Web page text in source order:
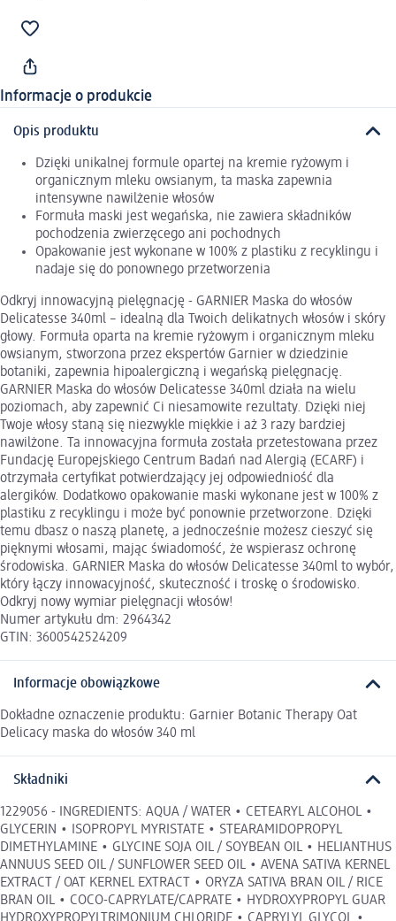
Informacje o produkcie
Opis produktu
Dzięki unikalnej formule opartej na kremie ryżowym i
organicznym mleku owsianym, ta maska zapewnia
intensywne nawilżenie włosów
Formuła maski jest wegańska, nie zawiera składników
pochodzenia zwierzęcego ani pochodnych
Opakowanie jest wykonane w 100% z plastiku z recyklingu i
nadaje się do ponownego przetworzenia
Odkryj innowacyjną pielęgnację - GARNIER Maska do włosów
Delicatesse 340ml – idealną dla Twoich delikatnych włosów i skóry
głowy. Formuła oparta na kremie ryżowym i organicznym mleku
owsianym, stworzona przez ekspertów Garnier w dziedzinie
botaniki, zapewnia hipoalergiczną i wegańską pielęgnację.
GARNIER Maska do włosów Delicatesse 340ml działa na wielu
poziomach, aby zapewnić Ci niesamowite rezultaty. Dzięki niej
Twoje włosy staną się niezwykle miękkie i aż 3 razy bardziej
nawilżone. Ta innowacyjna formuła została przetestowana przez
Fundację Europejskiego Centrum Badań nad Alergią (ECARF) i
otrzymała certyfikat potwierdzający jej odpowiedniość dla
alergików. Dodatkowo opakowanie maski wykonane jest w 100% z
plastiku z recyklingu i może być ponownie przetworzone. Dzięki
temu dbasz o naszą planetę, a jednocześnie możesz cieszyć się
pięknymi włosami, mając świadomość, że wspierasz ochronę
środowiska. GARNIER Maska do włosów Delicatesse 340ml to wybór,
który łączy innowacyjność, skuteczność i troskę o środowisko.
Odkryj nowy wymiar pielęgnacji włosów!
Numer artykułu dm: 2964342
GTIN: 3600542524209
Informacje obowiązkowe
Dokładne oznaczenie produktu: Garnier Botanic Therapy Oat
Delicacy maska do włosów 340 ml
Składniki
1229056 - INGREDIENTS: AQUA / WATER • CETEARYL ALCOHOL •
GLYCERIN • ISOPROPYL MYRISTATE • STEARAMIDOPROPYL
DIMETHYLAMINE • GLYCINE SOJA OIL / SOYBEAN OIL • HELIANTHUS
ANNUUS SEED OIL / SUNFLOWER SEED OIL • AVENA SATIVA KERNEL
EXTRACT / OAT KERNEL EXTRACT • ORYZA SATIVA BRAN OIL / RICE
BRAN OIL • COCO-CAPRYLATE/CAPRATE • HYDROXYPROPYL GUAR
HYDROXYPROPYLTRIMONIUM CHLORIDE • CAPRYLYL GLYCOL •